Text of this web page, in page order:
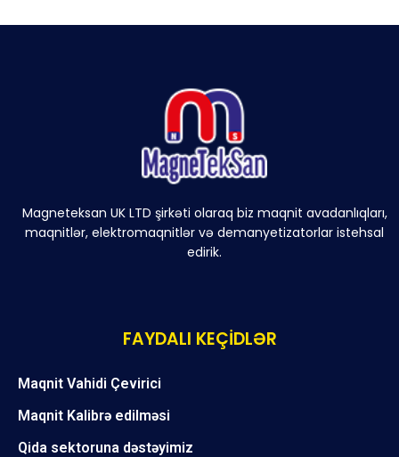
Magneteksan UK LTD şirkəti olaraq biz maqnit avadanlıqları,
maqnitlər, elektromaqnitlər və demanyetizatorlar istehsal
edirik.
FAYDALI KEÇİDLƏR
Maqnit Vahidi Çevirici
Maqnit Kalibrə edilməsi
Qida sektoruna dəstəyimiz